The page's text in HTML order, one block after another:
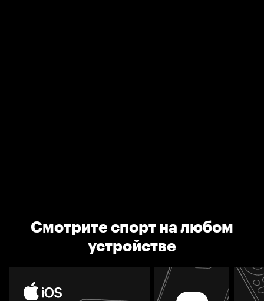
Смотрите спорт на любом
устройстве